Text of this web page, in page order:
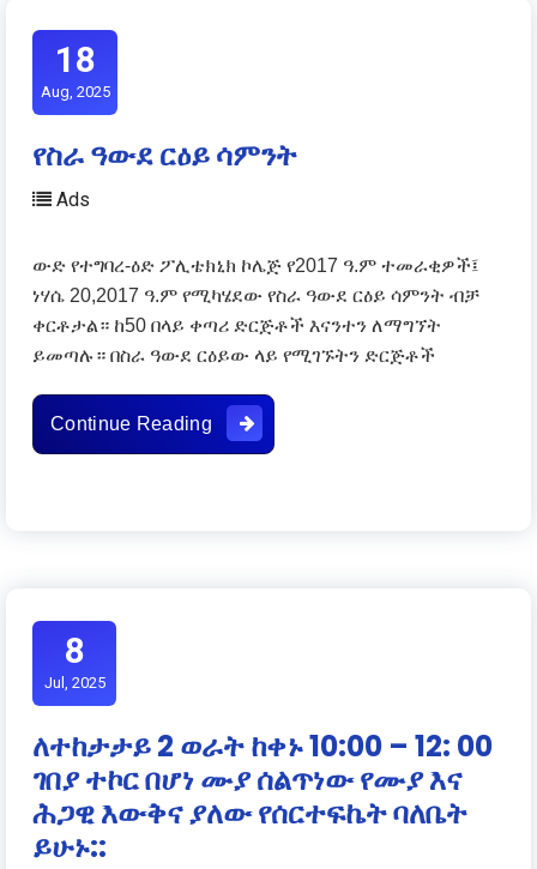
18
Aug, 2025
የስራ ዓውደ ርዕይ ሳምንት
Ads
ውድ የተግባረ-ዕድ ፖሊቴክኒክ ኮሌጅ የ2017 ዓ.ም ተመራቂዎች፤
ነሃሴ 20,2017 ዓ.ም የሚካሄደው የስራ ዓውደ ርዕይ ሳምንት ብቻ
ቀርቶታል። ከ50 በላይ ቀጣሪ ድርጅቶች እናንተን ለማግኘት
ይመጣሉ። በስራ ዓውደ ርዕይው ላይ የሚገኙትን ድርጅቶች
Continue Readingየስራ ዓውደ ርዕይ ሳምንት
8
Jul, 2025
ለተከታታይ 2 ወራት ከቀኑ 10:00 – 12: 00
ገበያ ተኮር በሆነ ሙያ ሰልጥነው የሙያ እና
ሕጋዊ እውቅና ያለው የሰርተፍኬት ባለቤት
ይሁኑ::